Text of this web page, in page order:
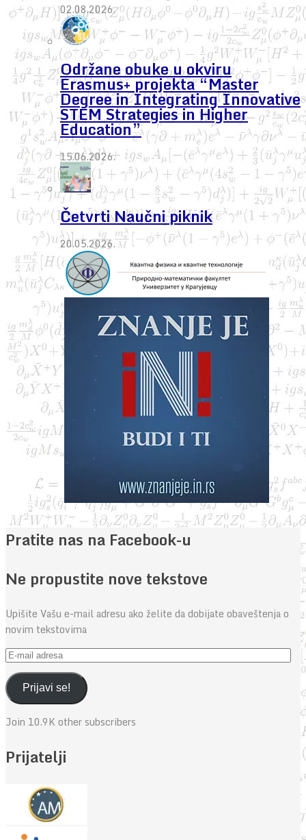
02.08.2026.
Održane obuke u okviru
Erasmus+ projekta “Master
Degree in Integrating Innovative
STEM Strategies in Higher
Education”
15.06.2026.
Četvrti Naučni piknik
20.05.2026.
Pratite nas na Facebook-u
Ne propustite nove tekstove
Upišite Vašu e-mail adresu ako želite da dobijate obaveštenja o
novim tekstovima
E-
mail
adresaPrijavi se!
Join 10.9K other subscribers
Prijatelji